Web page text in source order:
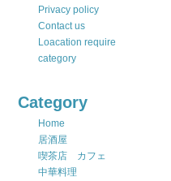
Privacy policy
Contact us
Loacation require
category
Category
Home
居酒屋
喫茶店 カフェ
中華料理